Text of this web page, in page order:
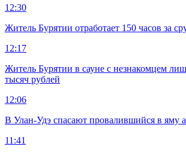
12:30
Житель Бурятии отработает 150 часов за
12:17
Житель Бурятии в сауне с незнакомцем
тысяч рублей
12:06
В Улан-Удэ спасают провалившийся в яму
11:41